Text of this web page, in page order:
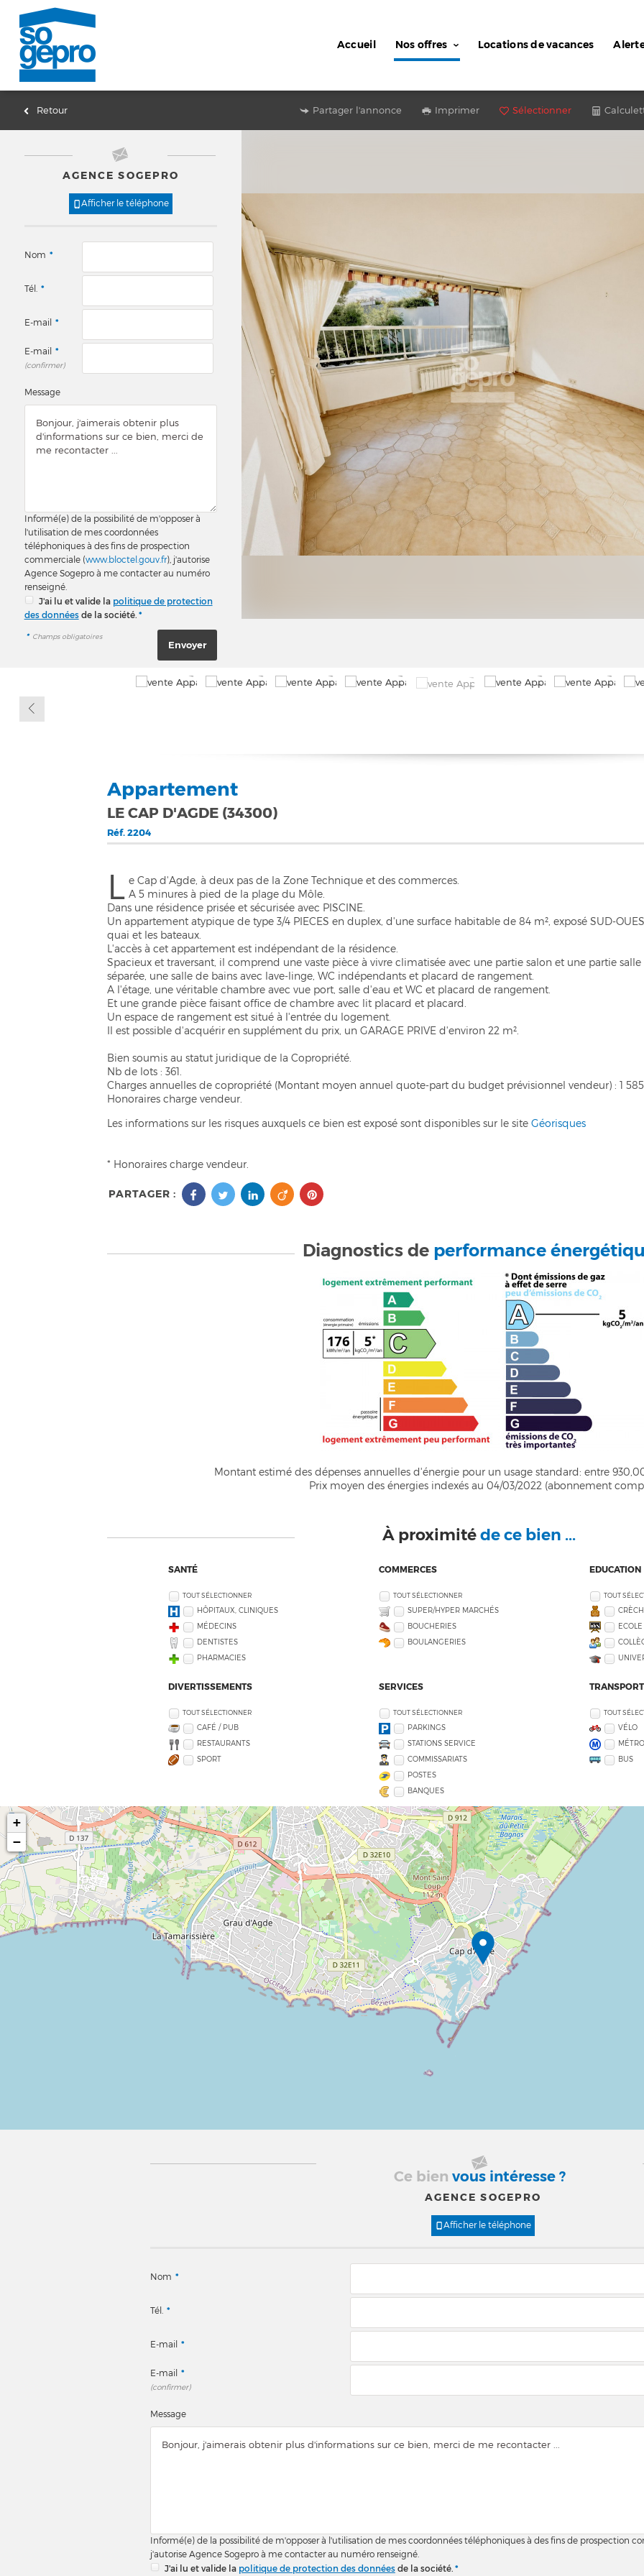
Accueil Nos offres Locations de vacances
Retour Partager l'annonce Imprimer Sélectionner
AGENCE SOGEPRO
Afficher le téléphone
Nom *
Tél. *
E-mail *
E-mail *
(confirmer)
Message
Informé(e) de la possibilité de m'opposer à
l'utilisation de mes coordonnées
téléphoniques à des fins de prospection
commerciale (www.bloctel.gouv.fr), j'autorise
Agence Sogepro à me contacter au numéro
renseigné.
J'ai lu et valide la politique de protection
des données de la société. *
* Champs obligatoires
Appartement
LE CAP D'AGDE (34300)
Réf.2204
L e Cap d'Agde, à deux pas de la Zone Technique et des commerces.
A 5 minures à pied de la plage du Môle.
Dans une résidence prisée et sécurisée avec PISCINE.
Un appartement atypique de type 3/4 PIECES en duplex, d'une surface habitable de 84 m², exposé SUD-
quai et les bateaux.
L'accès à cet appartement est indépendant de la résidence.
Spacieux et traversant, il comprend une vaste pièce à vivre climatisée avec une partie salon et une partie
séparée, une salle de bains avec lave-linge, WC indépendants et placard de rangement.
A l'étage, une véritable chambre avec vue port, salle d'eau et WC et placard de rangement.
Et une grande pièce faisant office de chambre avec lit placard et placard.
Un espace de rangement est situé à l'entrée du logement.
Il est possible d'acquérir en supplément du prix, un GARAGE PRIVE d'environ 22 m².
Bien soumis au statut juridique de la Copropriété.
Nb de lots : 361.
Charges annuelles de copropriété (Montant moyen annuel quote-part du budget prévisionnel vendeur) : 1
Honoraires charge vendeur.
Les informations sur les risques auxquels ce bien est exposé sont disponibles sur le site Géorisques
* Honoraires charge vendeur.
PARTAGER :
Diagnostics de performance
Montant estimé des dépenses annuelles d'énergie pour un usage standard: entre
Prix moyen des énergies indexés au 04/03/2022 (abonnement
À proximitéde ce bien ...
SANTÉ
TOUT SÉLECTIONNER
HÔPITAUX, CLINIQUES
MÉDECINS
DENTISTES
PHARMACIES
COMMERCES
TOUT SÉLECTIONNER
SUPER/HYPER MARCHÉS
BOUCHERIES
BOULANGERIES
EDUCATION
TOUT
DIVERTISSEMENTS
TOUT SÉLECTIONNER
CAFÉ / PUB
RESTAURANTS
SPORT
SERVICES
TOUT SÉLECTIONNER
PARKINGS
STATIONS SERVICE
COMMISSARIATS
POSTES
BANQUES
TOUT
VÉLO
MÉTRO
BUS
+
−
Ce bien vous intéresse ?
AGENCE SOGEPRO
Afficher le téléphone
Nom *
Tél. *
E-mail *
E-mail *
(confirmer)
Message
Informé(e) de la possibilité de m'opposer à l'utilisation de mes coordonnées téléphoniques à des fins de prospection
j'autorise Agence Sogepro à me contacter au numéro renseigné.
J'ai lu et valide la politique de protection des données de la société. *